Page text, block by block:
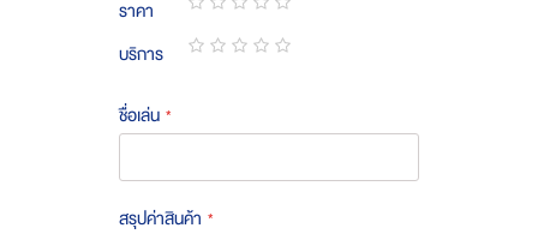
star
stars
stars
stars
stars
ราคา
1
star
2
stars
3
stars
4
stars
5
stars
บริการ
ชื่อเล่น
สรุปค่าสินค้า